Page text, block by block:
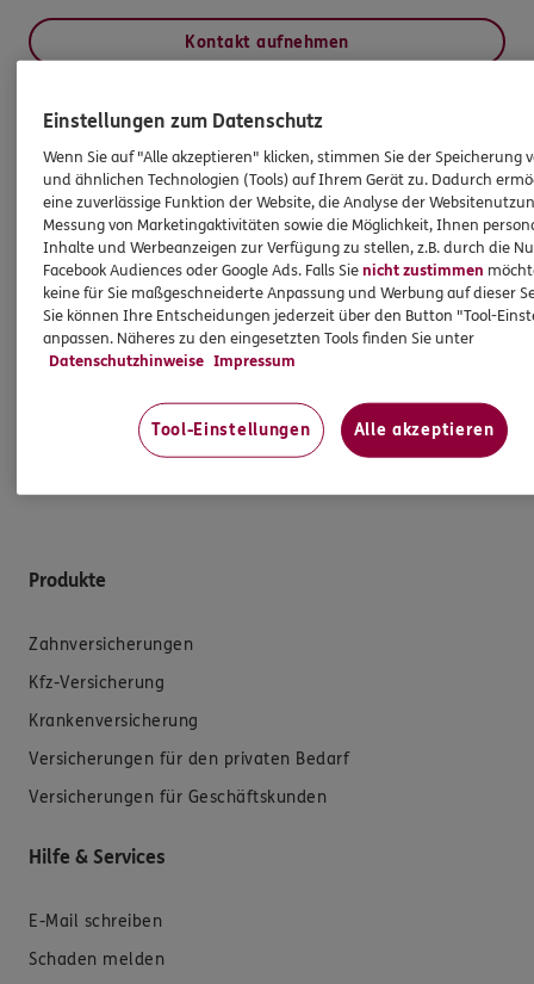
Kontakt aufnehmen
Wichtiges aus dem Vermittlerrecht
Ich bin verpflichtet, Ihnen Auskünfte zu meiner
Person zu geben. Sowohl Ihr Schutz als Verbraucher
sowie auch gesetzliche Regelungen halten mich
dazu an. Ich biete Beratung an, für die
Versicherungsvermittlung erhalte ich Provision,
ferner sonstige Zuwendungen.
Mehr Informationen
Produkte
Zahnversicherungen
Kfz-Versicherung
Krankenversicherung
Versicherungen für den privaten Bedarf
Versicherungen für Geschäftskunden
Hilfe & Services
E-Mail schreiben
Schaden melden
Einstellungen zum Datenschutz
Wenn Sie auf "Alle akzeptieren" klicken, stimmen Sie der Speicherung
und ähnlichen Technologien (Tools) auf Ihrem Gerät zu. Dadurch
eine zuverlässige Funktion der Website, die Analyse der
Messung von Marketingaktivitäten sowie die Möglichkeit, Ihnen
Inhalte und Werbeanzeigen zur Verfügung zu stellen, z.B. durch die
Facebook Audiences oder Google Ads. Falls Sienicht zustimmen
keine für Sie maßgeschneiderte Anpassung und Werbung auf dieser
Sie können Ihre Entscheidungen jederzeit über den Button "Tool-
anpassen. Näheres zu den eingesetzten Tools finden Sie unter
Datenschutzhinweise Impressum
Tool-Einstellungen Alle akzeptieren